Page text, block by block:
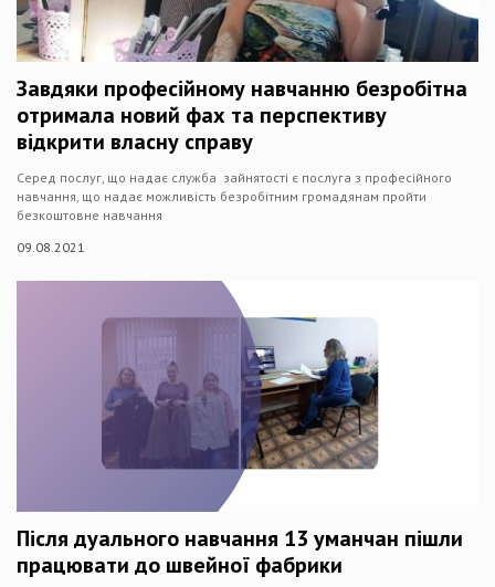
Завдяки професійному навчанню безробітна
отримала новий фах та перспективу
відкрити власну справу
Серед послуг, що надає служба зайнятості є послуга з професійного
навчання, що надає можливість безробітним громадянам пройти
безкоштовне навчання
09.08.2021
Після дуального навчання 13 уманчан пішли
працювати до швейної фабрики